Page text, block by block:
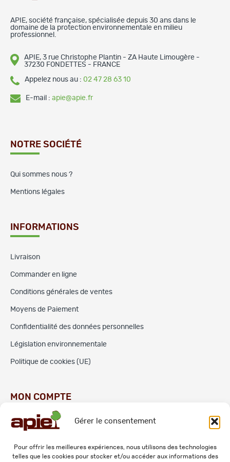
Gérer le consentement
Pour offrir les meilleures expériences, nous utilisons des technologies
telles que les cookies pour stocker et/ou accéder aux informations des
APIE, société française, spécialisée depuis 30 ans dans le
domaine de la protection environnementale en milieu
professionnel.
APIE, 3 rue Christophe Plantin - ZA Haute Limougère -
37230 FONDETTES - FRANCE
Appelez nous au : 02 47 28 63 10
E-mail : apie@apie.fr
NOTRE SOCIÉTÉ
Qui sommes nous ?
Mentions légales
INFORMATIONS
Livraison
Commander en ligne
Conditions générales de ventes
Moyens de Paiement
Confidentialité des données personnelles
Législation environnementale
Politique de cookies (UE)
MON COMPTE
Commandes
Adresses